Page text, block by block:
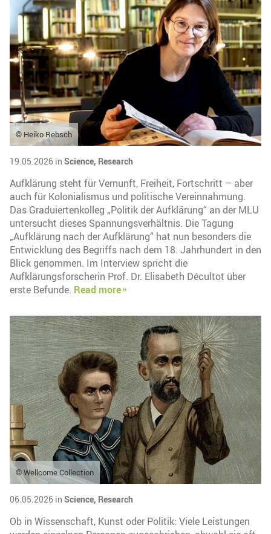
© Heiko Rebsch
19.05.2026 in Science, Research
Aufklärung steht für Vernunft, Freiheit, Fortschritt – aber
auch für Kolonialismus und politische Vereinnahmung.
Das Graduiertenkolleg „Politik der Aufklärung“ an der MLU
untersucht dieses Spannungsverhältnis. Die Tagung
„Aufklärung nach der Aufklärung“ hat nun besonders die
Entwicklung des Begriffs nach dem 18. Jahrhundert in den
Blick genommen. Im Interview spricht die
Aufklärungsforscherin Prof. Dr. Elisabeth Décultot über
erste Befunde. Read more
© Wellcome Collection
06.05.2026 in Science, Research
Ob in Wissenschaft, Kunst oder Politik: Viele Leistungen